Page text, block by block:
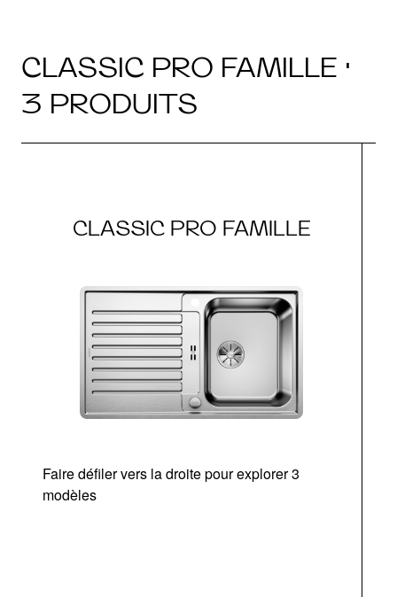
CLASSIC PRO FAMILLE ·
3 PRODUITS
CLASSIC PRO FAMILLE
Faire défiler vers la droite pour explorer 3
modèles